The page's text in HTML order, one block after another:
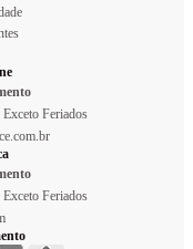
Exceto Feriados
Exceto Feriados